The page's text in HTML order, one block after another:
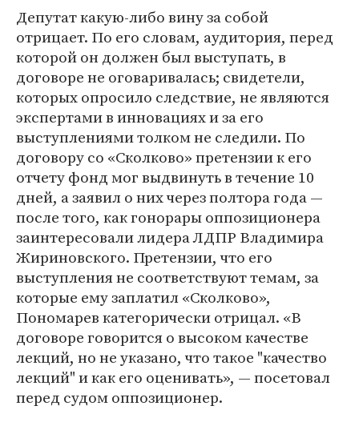
Депутат какую-либо вину за собой
отрицает. По его словам, аудитория, перед
которой он должен был выступать, в
договоре не оговаривалась; свидетели,
которых опросило следствие, не являются
экспертами в инновациях и за его
выступлениями толком не следили. По
договору со «Сколково» претензии к его
отчету фонд мог выдвинуть в течение 10
дней, а заявил о них через полтора года ―
после того, как гонорары оппозиционера
заинтересовали лидера ЛДПР Владимира
Жириновского. Претензии, что его
выступления не соответствуют темам, за
которые ему заплатил «Сколково»,
Пономарев категорически отрицал. «В
договоре говорится о высоком качестве
лекций, но не указано, что такое "качество
лекций" и как его оценивать», ― посетовал
перед судом оппозиционер.